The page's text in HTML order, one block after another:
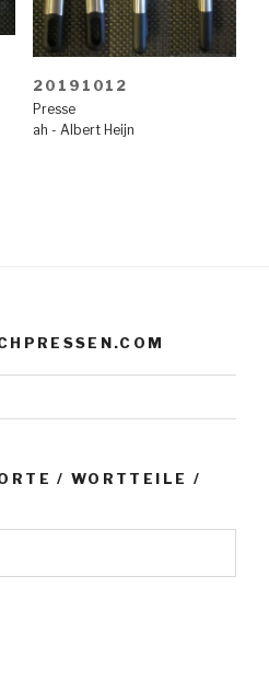
20191012
Presse
ah - Albert Heijn
/ WORTTEILE /